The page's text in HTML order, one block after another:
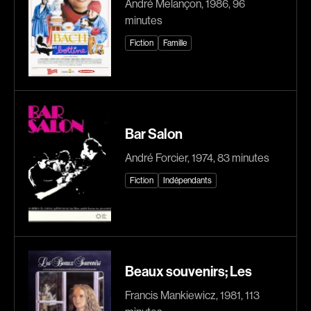
Caron-Guay Hubert
Carré Louise
Carrier Louis-Georges
Carrière Bruno
Carrière Marcel
Carthew KC
Castravelli Claude
Cayrol Jean
Chabrol Claude
Champagne Louis
Charbonneau Mélanie
Charlebois Lyne
Chartrand Alain
Chetwynd Lionel
Chevigny Pier-Philippe
Chicoine Alain
Chif Junna
Chila Dominique
Chokri Monia
André Melançon, 1986, 96
minutes
Fiction Famille
Bar Salon
André Forcier, 1974, 83 minutes
Fiction Indépendants
Beaux souvenirs; Les
Francis Mankiewicz, 1981, 113